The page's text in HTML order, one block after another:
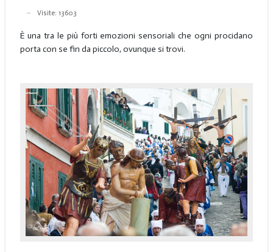
Visite: 13603
È una tra le più forti emozioni sensoriali che ogni procidano
porta con se fin da piccolo, ovunque si trovi.